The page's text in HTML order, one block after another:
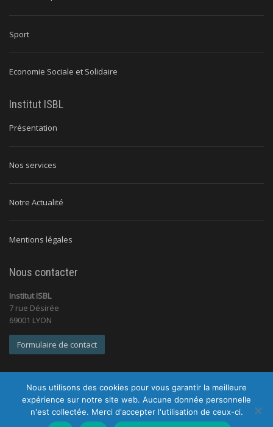
Sport
Economie Sociale et Solidaire
Institut ISBL
Présentation
Nos services
Notre Actualité
Mentions légales
Nous contacter
Institut ISBL
7 rue Désirée
69001 LYON
Formulaire de contact
© 2026 Institut ISBL |Tous droits réservés |Mentions légales
|
Nous utilisons des cookies pour vous garantir la meilleure
expérience sur notre site web. Aucune donnée personnelle
n'est collectée. Merci d'accepter l'utilisation de ceux-ci.